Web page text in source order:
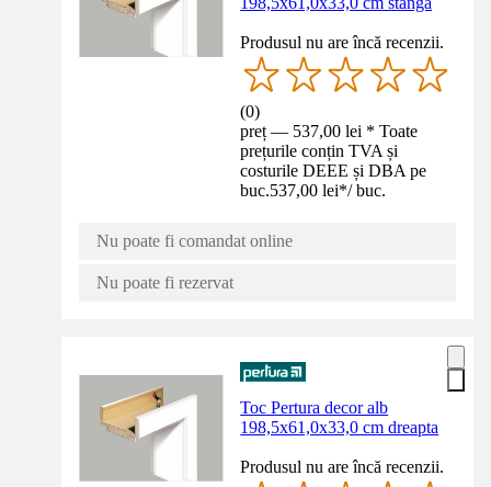
Produsul nu are încă recenzii.
(0)
preț — 537,00 lei * Toate
prețurile conțin TVA și
costurile DEEE și DBA pe
buc.537,00 lei*/ buc.
Nu poate fi comandat online
Nu poate fi rezervat
Toc Pertura decor alb
198,5x61,0x33,0 cm dreapta
Produsul nu are încă recenzii.